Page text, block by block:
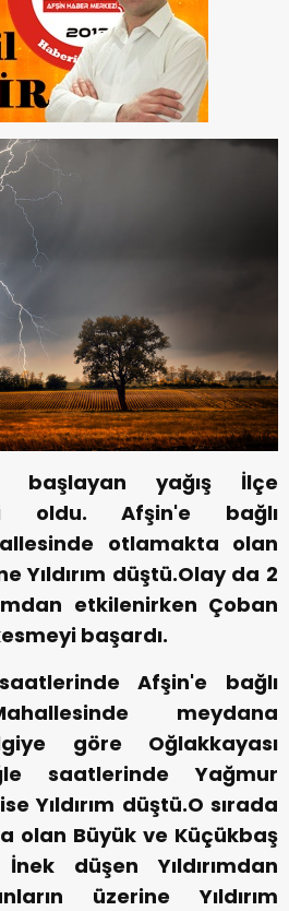
başlayan yağış İlçe
oldu. Afşin'e bağlı
otlamakta olan
Yıldırım düştü.Olay da 2
etkilenirken Çoban
başardı.
Afşin'e bağlı
meydana
göre Oğlakkayası
saatlerinde Yağmur
Yıldırım düştü.O sırada
olan Büyük ve Küçükbaş
düşen Yıldırımdan
üzerine Yıldırım